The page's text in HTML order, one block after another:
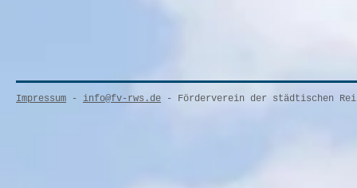
Impressum - info@fv-rws.de - Förderverein der städtischen